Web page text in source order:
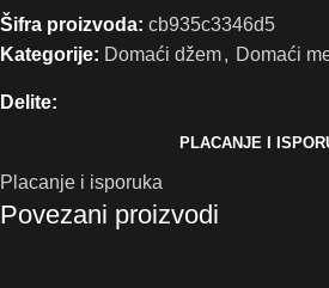
Šifra proizvoda: cb935c3346d5
Kategorije: Domaći džem, Domaći
Delite:
PLACANJE I
Placanje i isporuka
Povezani proizvodi